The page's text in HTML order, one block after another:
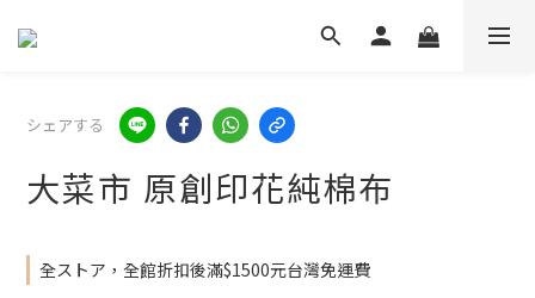
シェアする
大菜市 原創印花純棉布
全ストア，全館折扣後滿$1500元台灣免運費